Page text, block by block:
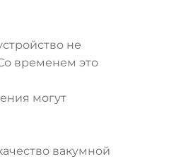
не
временем это
могут
вакумной